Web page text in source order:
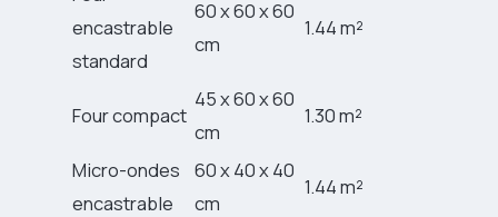
encastrable
standard
60 x 60 x 60
cm
1.44 m²
Four compact
45 x 60 x 60
cm
1.30 m²
Micro-ondes
encastrable
60 x 40 x 40
cm
1.44 m²